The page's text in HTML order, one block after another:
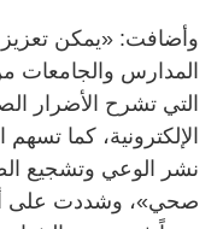
وأضافت: «يمكن تعزيز
المدارس والجامعات
التي تشرح الأضرار
الإلكترونية، كما
نشر الوعي وتشجيع
صحي»، وشددت على أن